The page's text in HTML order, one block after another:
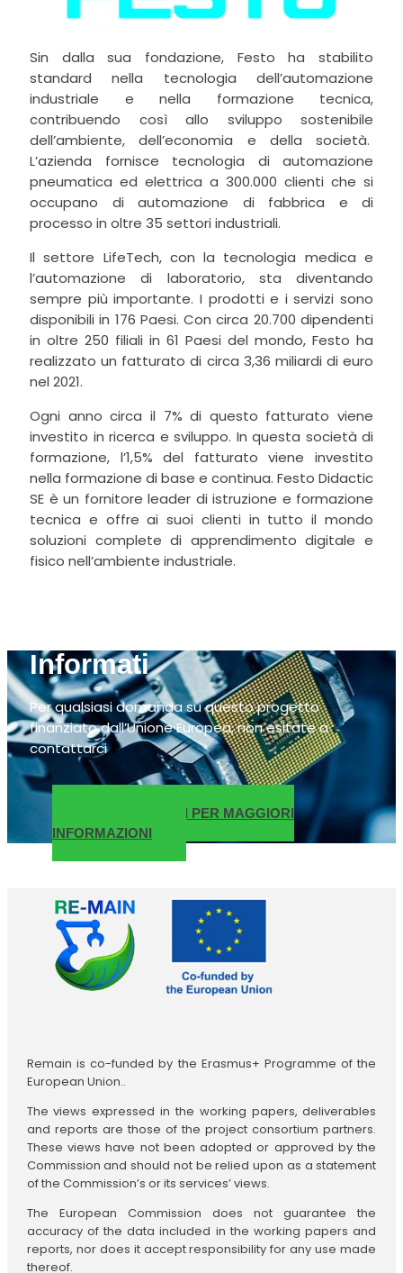
Sin dalla sua fondazione, Festo ha stabilito
standard nella tecnologia dell’automazione
industriale e nella formazione tecnica,
contribuendo così allo sviluppo sostenibile
dell’ambiente, dell’economia e della società.
L’azienda fornisce tecnologia di automazione
pneumatica ed elettrica a 300.000 clienti che si
occupano di automazione di fabbrica e di
processo in oltre 35 settori industriali.
Il settore LifeTech, con la tecnologia medica e
l’automazione di laboratorio, sta diventando
sempre più importante. I prodotti e i servizi sono
disponibili in 176 Paesi. Con circa 20.700 dipendenti
in oltre 250 filiali in 61 Paesi del mondo, Festo ha
realizzato un fatturato di circa 3,36 miliardi di euro
nel 2021.
Ogni anno circa il 7% di questo fatturato viene
investito in ricerca e sviluppo. In questa società di
formazione, l’1,5% del fatturato viene investito
nella formazione di base e continua. Festo Didactic
SE è un fornitore leader di istruzione e formazione
tecnica e offre ai suoi clienti in tutto il mondo
soluzioni complete di apprendimento digitale e
fisico nell’ambiente industriale.
Informati
Per qualsiasi domanda su questo progetto
finanziato dall’Unione Europea, non esitate a
contattarci
CONTATTATECI PER MAGGIORI
INFORMAZIONI
Remain is co-funded by the Erasmus+ Programme of the
European Union..
The views expressed in the working papers, deliverables
and reports are those of the project consortium partners.
These views have not been adopted or approved by the
Commission and should not be relied upon as a statement
of the Commission’s or its services’ views.
The European Commission does not guarantee the
accuracy of the data included in the working papers and
reports, nor does it accept responsibility for any use made
thereof.